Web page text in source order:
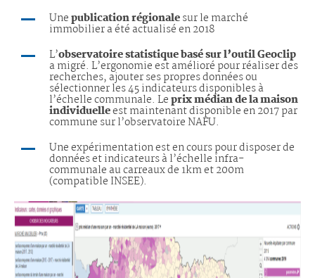
Unepublication régionalesur le marché
immobilier a été actualisé en 2018
L’observatoire statistique basé sur l’outil Geoclip
a migré. L’ergonomie est amélioré pour réaliser des
recherches, ajouter ses propres données ou
sélectionner les 45 indicateurs disponibles à
l’échelle communale. Leprix médian de la maison
individuelleest maintenant disponible en 2017 par
commune sur l’observatoire NAFU.
Une expérimentation est en cours pour disposer de
données et indicateurs à l’échelle infra-
communale au carreaux de 1km et 200m
(compatible INSEE).